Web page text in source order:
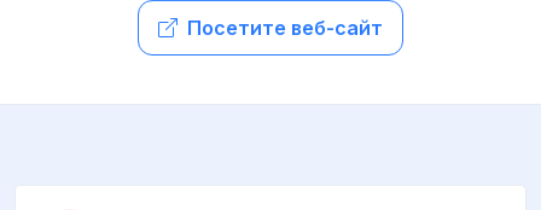
Посетите веб-сайт